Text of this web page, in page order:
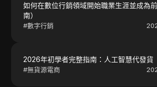
如何在數位行銷領域開始職業生涯並成為
南）
#數字行銷
2026年初學者完整指南：人工智慧代發貨
#無貨源電商